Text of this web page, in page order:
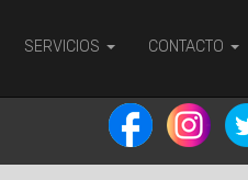
SERVICIOS CONTACTO